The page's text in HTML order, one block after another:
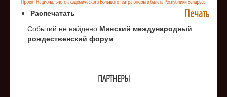
Печать
Распечатать
Событий не найдено Минский международный
рождественский форум
ПАРТНЕРЫ